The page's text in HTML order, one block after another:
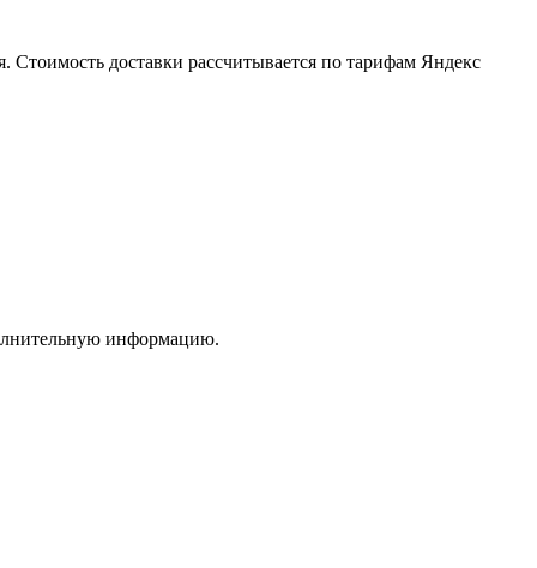
Стоимость доставки рассчитывается по тарифам Яндекс
информацию.